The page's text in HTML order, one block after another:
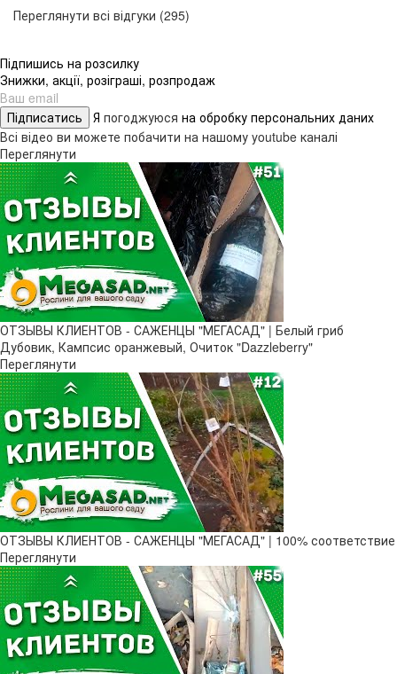
Переглянути всі відгуки (295)
Підпишись на розсилку
Знижки, акції, розіграші, розпродаж
Підписатись Я погоджуюся на обробку персональних даних
Всі відео ви можете побачити на нашому youtube каналі
Переглянути
ОТЗЫВЫ КЛИЕНТОВ - САЖЕНЦЫ "МЕГАСАД" | Белый гриб
Дубовик, Кампсис оранжевый, Очиток "Dazzleberry"
Переглянути
ОТЗЫВЫ КЛИЕНТОВ - САЖЕНЦЫ "МЕГАСАД" | 100% соответствие
Переглянути